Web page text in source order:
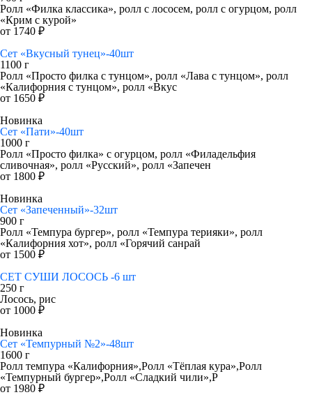
Ролл «Филка классика», ролл с лососем, ролл с огурцом, ролл
«Крим с курой»
от 1740 ₽
Сет «Вкусный тунец»-40шт
1100 г
Ролл «Просто филка с тунцом», ролл «Лава с тунцом», ролл
«Калифорния с тунцом», ролл «Вкус
от 1650 ₽
Новинка
Сет «Пати»-40шт
1000 г
Ролл «Просто филка» с огурцом, ролл «Филадельфия
сливочная», ролл «Русский», ролл «Запечен
от 1800 ₽
Новинка
Сет «Запеченный»-32шт
900 г
Ролл «Темпура бургер», ролл «Темпура терияки», ролл
«Калифорния хот», ролл «Горячий санрай
от 1500 ₽
СЕТ СУШИ ЛОСОСЬ -6 шт
250 г
Лосось, рис
от 1000 ₽
Новинка
Сет «Темпурный №2»-48шт
1600 г
Ролл темпура «Калифорния»,Ролл «Тёплая кура»,Ролл
«Темпурный бургер»,Ролл «Сладкий чили»,Р
от 1980 ₽